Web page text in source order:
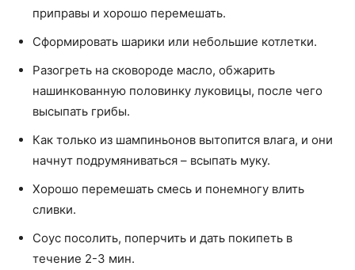
приправы и хорошо перемешать.
Сформировать шарики или небольшие котлетки.
Разогреть на сковороде масло, обжарить
нашинкованную половинку луковицы, после чего
высыпать грибы.
Как только из шампиньонов вытопится влага, и они
начнут подрумяниваться – всыпать муку.
Хорошо перемешать смесь и понемногу влить
сливки.
Соус посолить, поперчить и дать покипеть в
течение 2-3 мин.